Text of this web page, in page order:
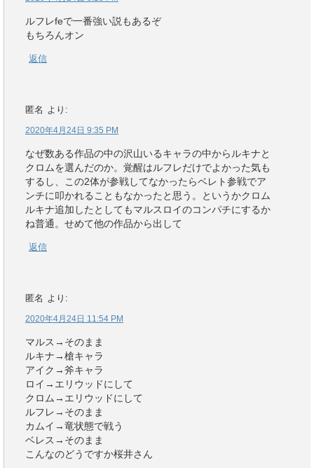
ルフレfeで一番強い説もあるぞ
もちろんオン
返信
匿名 より:
2020年4月24日 9:35 PM
なぜ数ある作品の中の沢山いるキャラの中からルキナと
クロムを選んだのか。覚醒はルフレだけでよかった気も
するし、この2体が参戦してなかったらベレト参戦でア
ンチに叩かれることもなかったと思う。というかクロム
ルキナ追加したとしてもマルスロイのコンパチにするか
ね普通。せめて他の作品から出して
返信
匿名 より:
2020年4月24日 11:54 PM
マルス→そのまま
ルキナ→槍キャラ
アイク→斧キャラ
ロイ→エリウッドにして
クロム→エリウッドにして
ルフレ→そのまま
カムイ→竜状態で戦う
ベレス→そのまま
こんなのどうですか桜井さん